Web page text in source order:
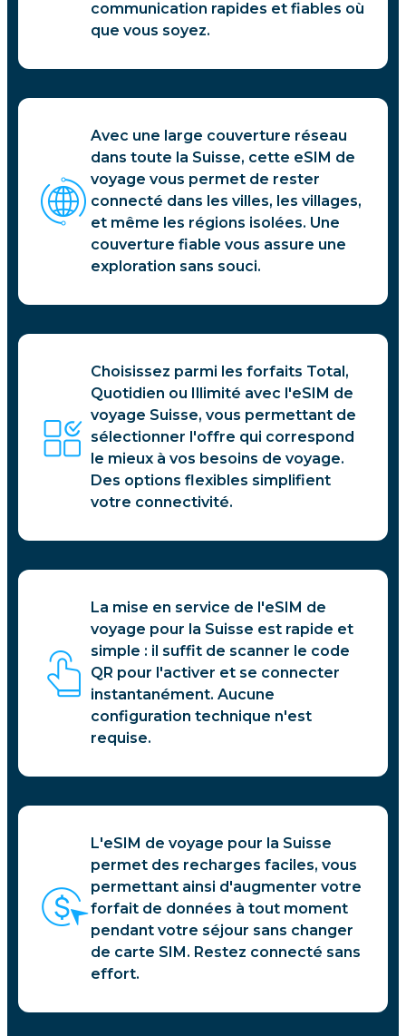
communication rapides et fiables où
que vous soyez.
Avec une large couverture réseau
dans toute la Suisse, cette eSIM de
voyage vous permet de rester
connecté dans les villes, les villages,
et même les régions isolées. Une
couverture fiable vous assure une
exploration sans souci.
Choisissez parmi les forfaits Total,
Quotidien ou Illimité avec l'eSIM de
voyage Suisse, vous permettant de
sélectionner l'offre qui correspond
le mieux à vos besoins de voyage.
Des options flexibles simplifient
votre connectivité.
La mise en service de l'eSIM de
voyage pour la Suisse est rapide et
simple : il suffit de scanner le code
QR pour l'activer et se connecter
instantanément. Aucune
configuration technique n'est
requise.
L'eSIM de voyage pour la Suisse
permet des recharges faciles, vous
permettant ainsi d'augmenter votre
forfait de données à tout moment
pendant votre séjour sans changer
de carte SIM. Restez connecté sans
effort.